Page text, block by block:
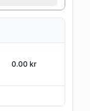
0.00 kr